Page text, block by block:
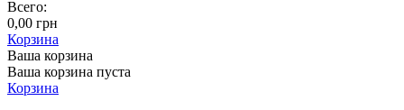
Всего:
0,00 грн
Корзина
Ваша корзина
Ваша корзина пуста
Корзина